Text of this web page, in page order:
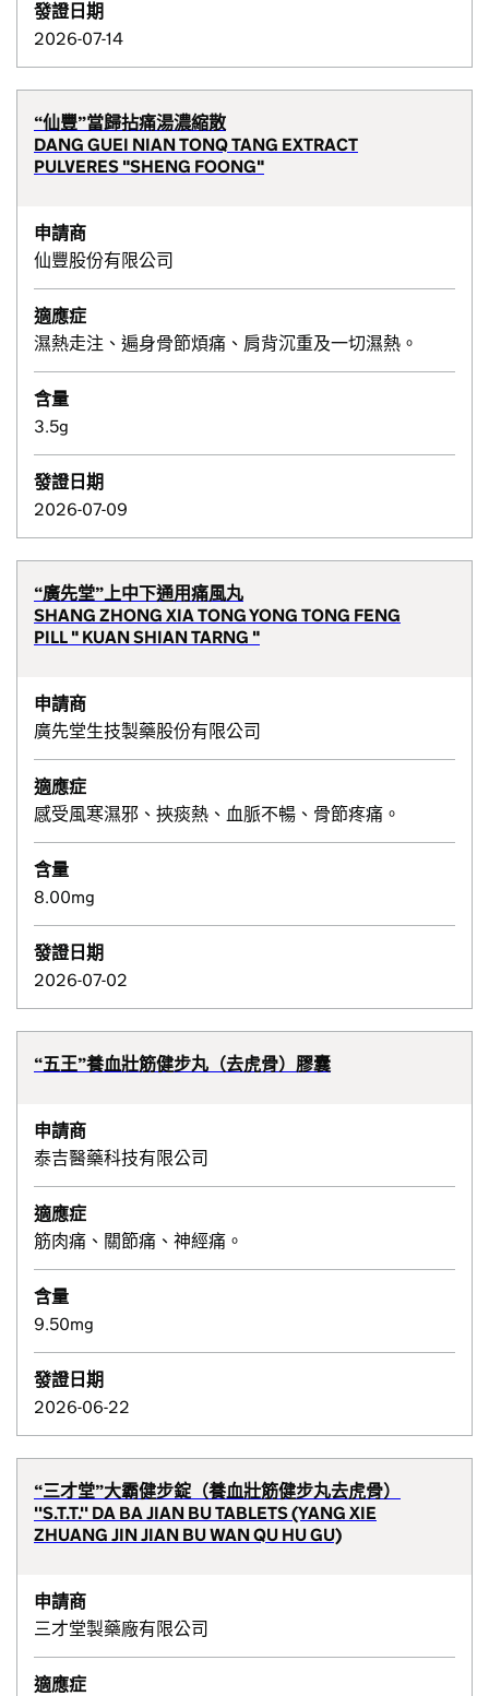
發證日期
2026-07-14
“仙豐”當歸拈痛湯濃縮散
DANG GUEI NIAN TONQ TANG EXTRACT
PULVERES "SHENG FOONG"
申請商
仙豐股份有限公司
適應症
濕熱走注、遍身骨節煩痛、肩背沉重及一切濕熱。
含量
3.5g
發證日期
2026-07-09
“廣先堂”上中下通用痛風丸
SHANG ZHONG XIA TONG YONG TONG FENG
PILL " KUAN SHIAN TARNG "
申請商
廣先堂生技製藥股份有限公司
適應症
感受風寒濕邪、挾痰熱、血脈不暢、骨節疼痛。
含量
8.00mg
發證日期
2026-07-02
“五王”養血壯筋健步丸（去虎骨）膠囊
申請商
泰吉醫藥科技有限公司
適應症
筋肉痛、關節痛、神經痛。
含量
9.50mg
發證日期
2026-06-22
“三才堂”大霸健步錠（養血壯筋健步丸去虎骨）
''S.T.T.'' DA BA JIAN BU TABLETS (YANG XIE
ZHUANG JIN JIAN BU WAN QU HU GU)
申請商
三才堂製藥廠有限公司
適應症